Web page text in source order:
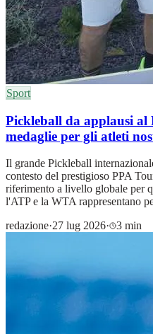
Sport
Pickleball da applausi al
medaglie per gli atleti
Il grande Pickleball
contesto del prestigioso PPA
riferimento a livello globale per
l'ATP e la WTA rappresentano
redazione·27 lug 2026· 3 min